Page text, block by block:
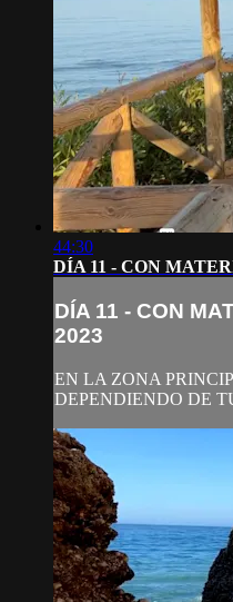
44:30
DÍA 11 - CON
DÍA 11 - CON
2023
EN LA ZONA
DEPENDIENDO DE